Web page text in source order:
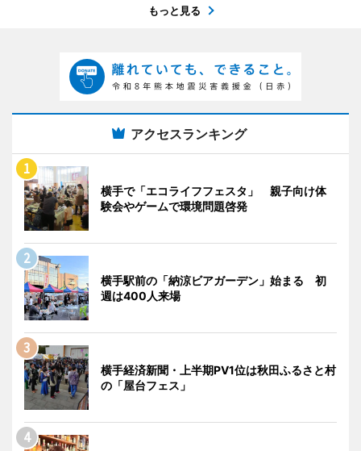
もっと見る
アクセスランキング
横手で「エコライフフェスタ」 親子向け体
験会やゲームで環境問題啓発
横手駅前の「納涼ビアガーデン」始まる 初
週は400人来場
横手経済新聞・上半期PV1位は秋田ふるさと村
の「屋台フェス」